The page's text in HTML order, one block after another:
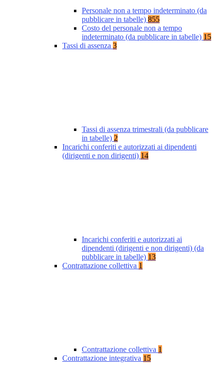
Personale non a tempo indeterminato (da
pubblicare in tabelle) 855
Costo del personale non a tempo
indeterminato (da pubblicare in tabelle) 15
Tassi di assenza 3
Tassi di assenza trimestrali (da pubblicare
in tabelle) 2
Incarichi conferiti e autorizzati ai dipendenti
(dirigenti e non dirigenti) 14
Incarichi conferiti e autorizzati ai
dipendenti (dirigenti e non dirigenti) (da
pubblicare in tabelle) 13
Contrattazione collettiva 1
Contrattazione collettiva 1
Contrattazione integrativa 15